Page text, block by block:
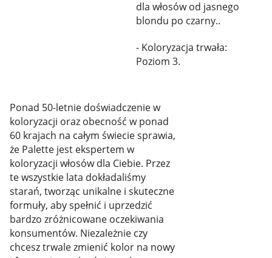
dla włosów od jasnego
blondu po czarny..
- Koloryzacja trwała:
Poziom 3.
Ponad 50-letnie doświadczenie w
koloryzacji oraz obecność w ponad
60 krajach na całym świecie sprawia,
że Palette jest ekspertem w
koloryzacji włosów dla Ciebie. Przez
te wszystkie lata dokładaliśmy
starań, tworząc unikalne i skuteczne
formuły, aby spełnić i uprzedzić
bardzo zróżnicowane oczekiwania
konsumentów. Niezależnie czy
chcesz trwale zmienić kolor na nowy